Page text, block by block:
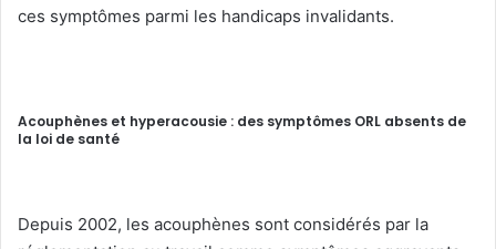
ces symptômes parmi les handicaps invalidants.
Acouphènes et hyperacousie : des symptômes ORL absents de
la loi de santé
Depuis 2002, les acouphènes sont considérés par la